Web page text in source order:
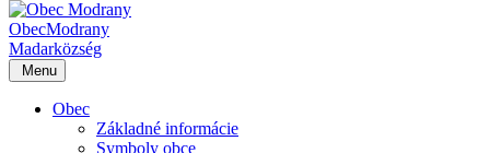
ObecModrany
Madarközség
Menu
Obec
Základné informácie
Symboly obce